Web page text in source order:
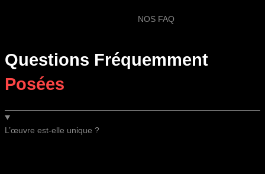
NOS FAQ
Questions Fréquemment
Posées
L’œuvre est-elle unique ?